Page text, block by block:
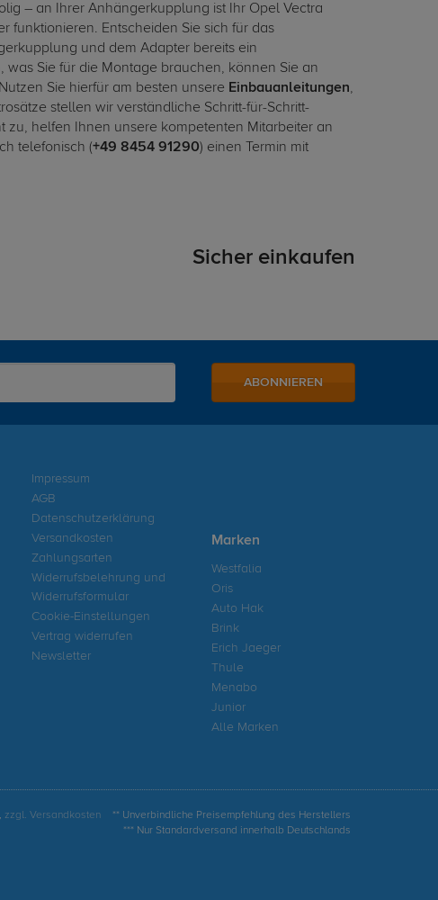
– an Ihrer Anhängerkupplung ist Ihr Opel Vectra
funktionieren. Entscheiden Sie sich für das
und dem Adapter bereits ein
Sie für die Montage brauchen, können Sie an
Sie hierfür am besten unsere Einbauanleitungen,
stellen wir verständliche Schritt-für-Schritt-
zu, helfen Ihnen unsere kompetenten Mitarbeiter an
telefonisch (+49 8454 91290) einen Termin mit
Sicher einkaufen
ABONNIEREN
Impressum
AGB
Datenschutzerklärung
Versandkosten
Zahlungsarten
Widerrufsbelehrung und
Widerrufsformular
Cookie-Einstellungen
Vertrag widerrufen
Newsletter
Marken
Westfalia
Oris
Auto Hak
Brink
Erich Jaeger
Thule
Menabo
Junior
Alle Marken
zzgl. Versandkosten
** Unverbindliche Preisempfehlung des Herstellers
*** Nur Standardversand innerhalb Deutschlands